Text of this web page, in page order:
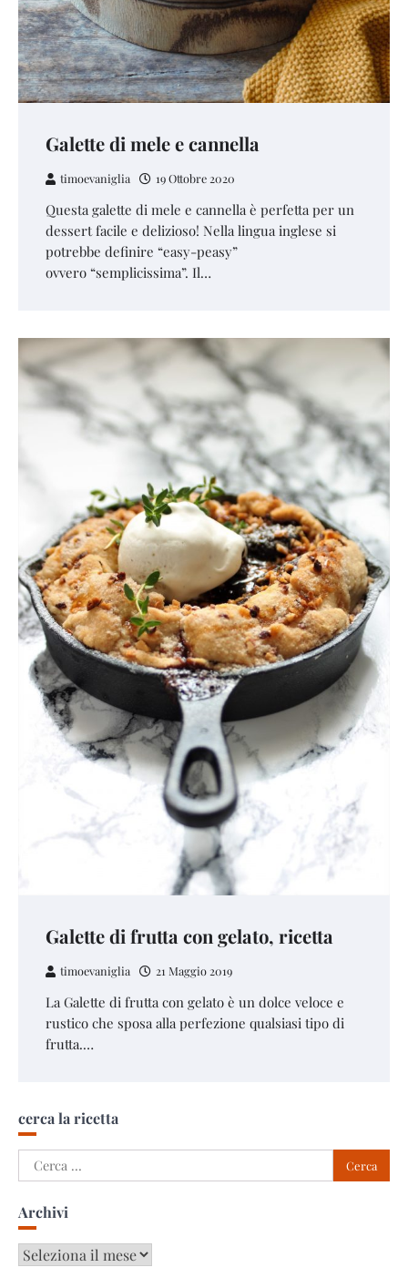
Galette di mele e cannella
timoevaniglia 19 Ottobre 2020
Questa galette di mele e cannella è perfetta per un
dessert facile e delizioso! Nella lingua inglese si
potrebbe definire “easy-peasy”
ovvero “semplicissima”. Il…
Galette di frutta con gelato, ricetta
timoevaniglia 21 Maggio 2019
La Galette di frutta con gelato è un dolce veloce e
rustico che sposa alla perfezione qualsiasi tipo di
frutta.…
cerca la ricetta
Ricerca
per:
Archivi
Archivi